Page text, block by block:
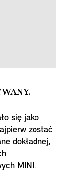
się jako
zostać
dokładnej,
MINI.